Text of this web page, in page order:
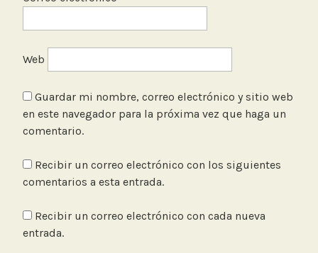
Web
Guardar mi nombre, correo electrónico y sitio web
en este navegador para la próxima vez que haga un
comentario.
Recibir un correo electrónico con los siguientes
comentarios a esta entrada.
Recibir un correo electrónico con cada nueva
entrada.